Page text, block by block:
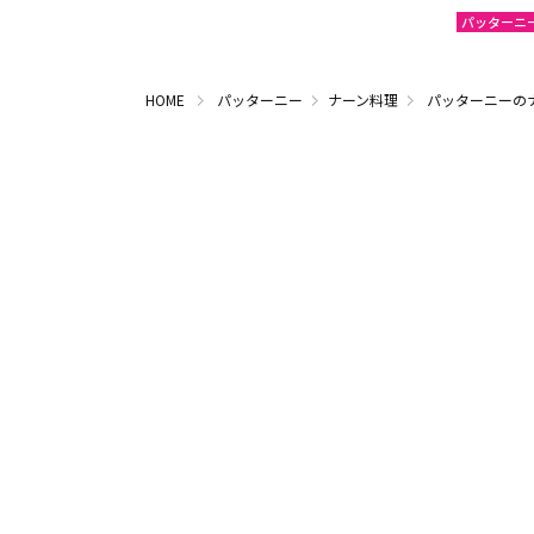
パッターニ
HOME パッターニー ナーン料理 パッターニーの